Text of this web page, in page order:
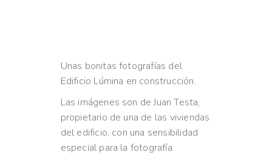
Unas bonitas fotografías del
Edificio Lúmina en construcción.
Las imágenes son de Juan Testa,
propietario de una de las viviendas
del edificio, con una sensibilidad
especial para la fotografía.